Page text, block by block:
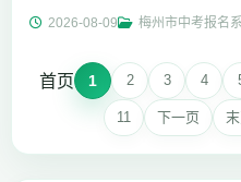
验证码 获取验证码 考生号为准
2026-08-09 梅州市中考报名
首页 1 2 3 4
11 下一页